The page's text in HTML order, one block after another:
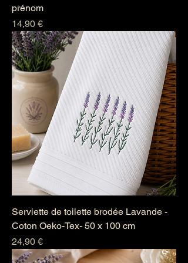
prénom
Prix
14,90 €
Serviette de toilette brodée Lavande -
Coton Oeko-Tex- 50 x 100 cm
Prix
24,90 €